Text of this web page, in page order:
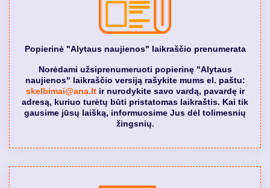
Popierinė "Alytaus naujienos" laikraščio prenumerata
Norėdami užsiprenumeruoti popierinę "Alytaus
naujienos" laikraščio versiją rašykite mums el. paštu:
skelbimai@ana.ltir nurodykite savo vardą, pavardę ir
adresą, kuriuo turėtų būti pristatomas laikraštis. Kai tik
gausime jūsų laišką, informuosime Jus dėl tolimesnių
žingsnių.